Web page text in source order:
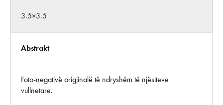
3.5×3.5
Abstrakt
Foto-negativë origjinalë të ndryshëm të njësiteve
vullnetare.